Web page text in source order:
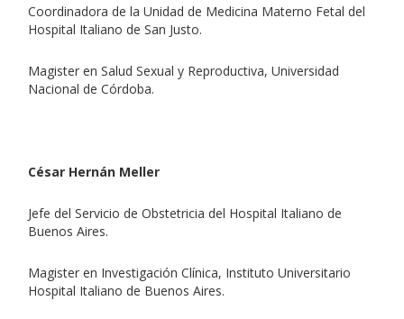
Coordinadora de la Unidad de Medicina Materno Fetal del
Hospital Italiano de San Justo.
Magister en Salud Sexual y Reproductiva, Universidad
Nacional de Córdoba.
César Hernán Meller
Jefe del Servicio de Obstetricia del Hospital Italiano de
Buenos Aires.
Magister en Investigación Clínica, Instituto Universitario
Hospital Italiano de Buenos Aires.